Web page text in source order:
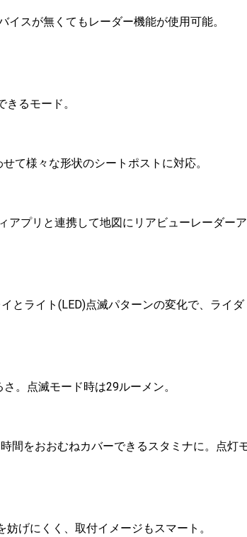
スが無くてもレーダー機能が使用可能。
るモード。
て様々な形状のシートポストに対応。
アプリと連携して地図にリアビューレーダーア
とライト(LED)点滅パターンの変化で、ライダ
。点滅モード時は29ルーメン。
間をおおむねカバーできるスタミナに。点灯
げにくく、取付イメージもスマート。